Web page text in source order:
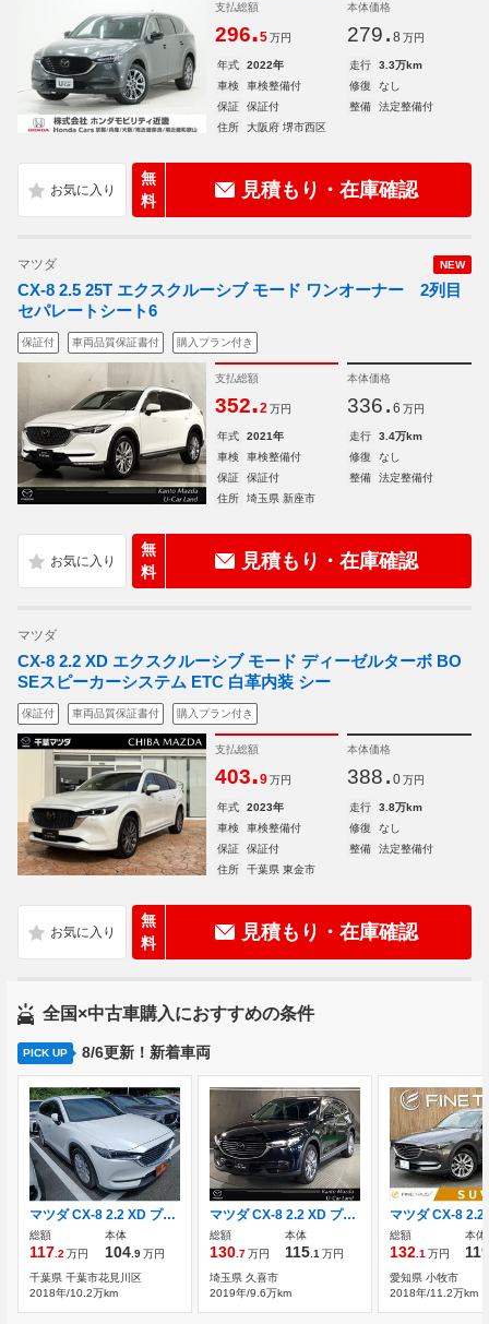
支払総額
296.5 万円
本体価格
279. 8 万円
年式 2022年 走行
3.3万km
車検
車検整備付 修復
なし
保証
保証付 整備
法定整備付
住所
大阪府 堺市西区
無
料
見積もり・在庫確認
NEW
マツダ
CX-8 2.5 25T エクスクルーシブ モード ワンオーナー 2列目
セパレートシート6
保証付 車両品質保証書付 購入プラン付き
支払総額
352.2 万円
本体価格
336. 6 万円
年式 2021年 走行
3.4万km
車検
車検整備付 修復
なし
保証
保証付 整備
法定整備付
住所
埼玉県 新座市
無
料
見積もり・在庫確認
マツダ
CX-8 2.2 XD エクスクルーシブ モード ディーゼルターボ BO
SEスピーカーシステム ETC 白革内装 シー
保証付 車両品質保証書付 購入プラン付き
支払総額
403.9 万円
本体価格
388. 0 万円
年式 2023年 走行
3.8万km
車検
車検整備付 修復
なし
保証
保証付 整備
法定整備付
住所
千葉県 東金市
無
料
見積もり・在庫確認
全国×中古車購入におすすめの条件
PICK UP 8/6更新！新着車両
マツダ CX-8 2.2 XD プロアクティブ ディーゼルターボ
総額
117 .2 万円
本体
104 .9万円
千葉県 千葉市花見川区
2018年/10.2万km
マツダ CX-8 2.2 XD プロアクティブ ディーゼルターボ ワンオーナー 全周囲カメラ ETC2.0
総額
130 .7万円
本体
115 .1 万円
埼玉県 久喜市
2019年/9.6万km
総額
132 .1 万円
本体
119
愛知県 小牧市
2018年/11.2万km